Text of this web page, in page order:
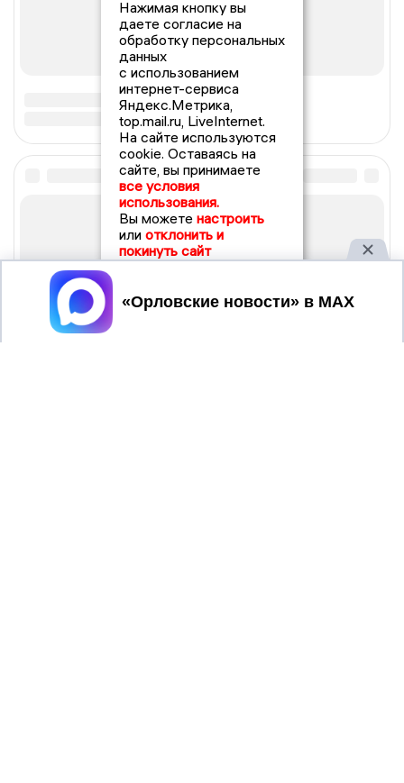
Нажимая кнопку вы
даете согласие на
обработку персональных
данных
с использованием
интернет-сервиса
Яндекс.Метрика,
top.mail.ru, LiveInternet.
На сайте используются
cookie. Оставаясь на
сайте, вы принимаете
все условия
использования.
Вы можете настроить
или отклонить и
покинуть сайт
Принять